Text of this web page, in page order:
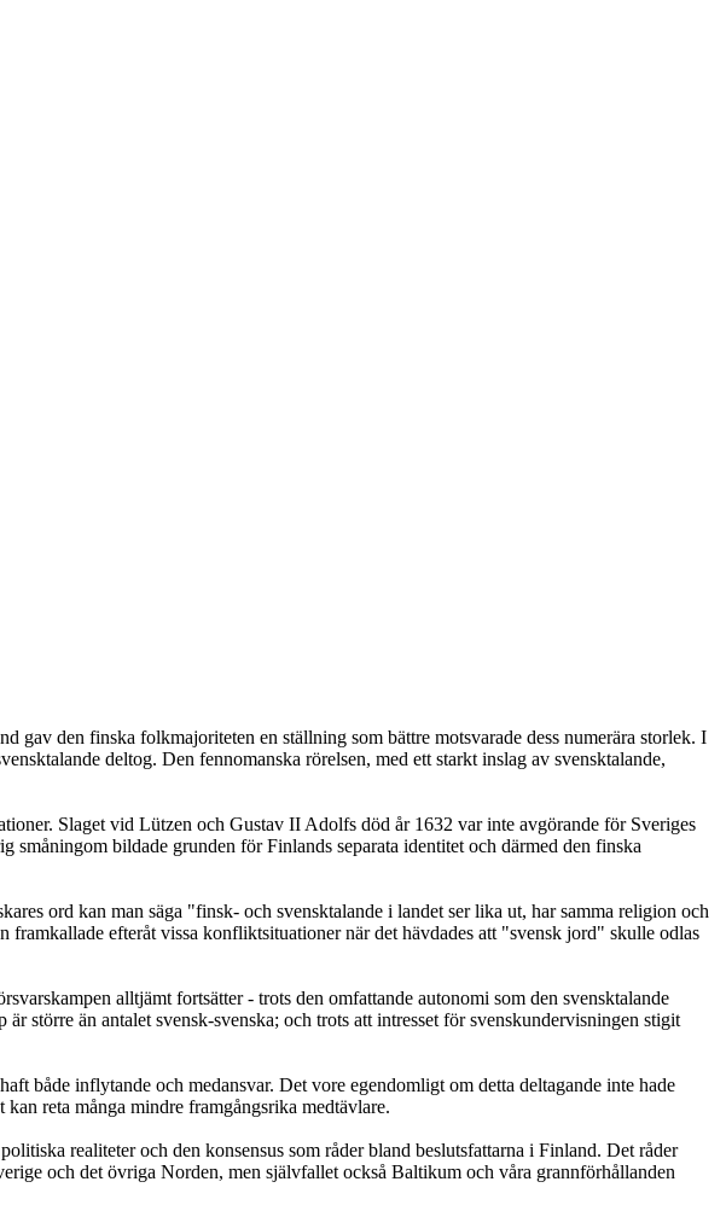
gav den finska folkmajoriteten en ställning som bättre motsvarade dess numerära storlek. I
deltog. Den fennomanska rörelsen, med ett starkt inslag av svensktalande,
Slaget vid Lützen och Gustav II Adolfs död år 1632 var inte avgörande för Sveriges
bildade grunden för Finlands separata identitet och därmed den finska
ord kan man säga "finsk- och svensktalande i landet ser lika ut, har samma religion och
efteråt vissa konfliktsituationer när det hävdades att "svensk jord" skulle odlas
alltjämt fortsätter - trots den omfattande autonomi som den svensktalande
större än antalet svensk-svenska; och trots att intresset för svenskundervisningen stigit
både inflytande och medansvar. Det vore egendomligt om detta deltagande inte hade
reta många mindre framgångsrika medtävlare.
realiteter och den konsensus som råder bland beslutsfattarna i Finland. Det råder
och det övriga Norden, men självfallet också Baltikum och våra grannförhållanden